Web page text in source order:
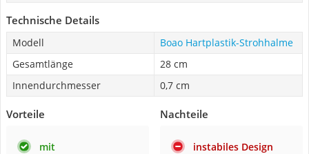
Technische Details
Modell
Boao Hartplastik-Strohhalme
Gesamtlänge
28 cm
Innendurchmesser
0,7 cm
Vorteile
mit
Nachteile
instabiles Design